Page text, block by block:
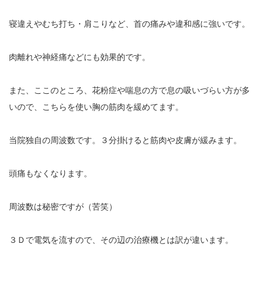
寝違えやむち打ち・肩こりなど、首の痛みや違和感に強いです。
肉離れや神経痛などにも効果的です。
また、ここのところ、花粉症や喘息の方で息の吸いづらい方が多
いので、こちらを使い胸の筋肉を緩めてます。
当院独自の周波数です。３分掛けると筋肉や皮膚が緩みます。
頭痛もなくなります。
周波数は秘密ですが（苦笑）
３Ｄで電気を流すので、その辺の治療機とは訳が違います。